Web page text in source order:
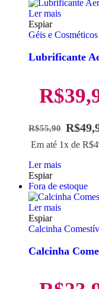
Ler mais
Espiar
Géis e Cosméticos
Lubrificante
R$55,90 R$
Em até 1x de R$
R$
Ler mais
Espiar
Fora de estoque
Ler mais
Espiar
Calcinha
Calcinha